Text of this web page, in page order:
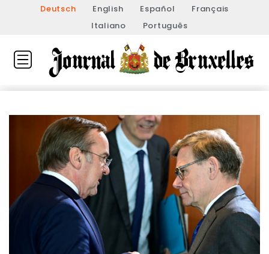
Deutsch English Español
Français
Italiano
Português